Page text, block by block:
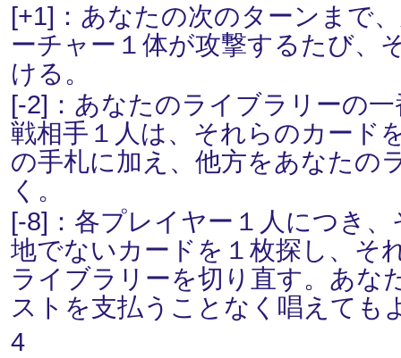
[+1]：あなたの次のターンまで
ーチャー１体が攻撃するたび、
ける。
[-2]：あなたのライブラリーの
戦相手１人は、それらのカード
の手札に加え、他方をあなたの
く。
[-8]：各プレイヤー１人につき
地でないカードを１枚探し、そ
ライブラリーを切り直す。あな
ストを支払うことなく唱えても
4